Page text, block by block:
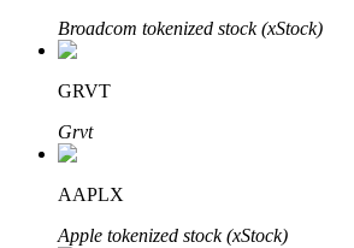
Investissement automobile
Broadcom tokenized stock (xStock)
GRVT
Grvt
AAPLX
Apple tokenized stock (xStock)